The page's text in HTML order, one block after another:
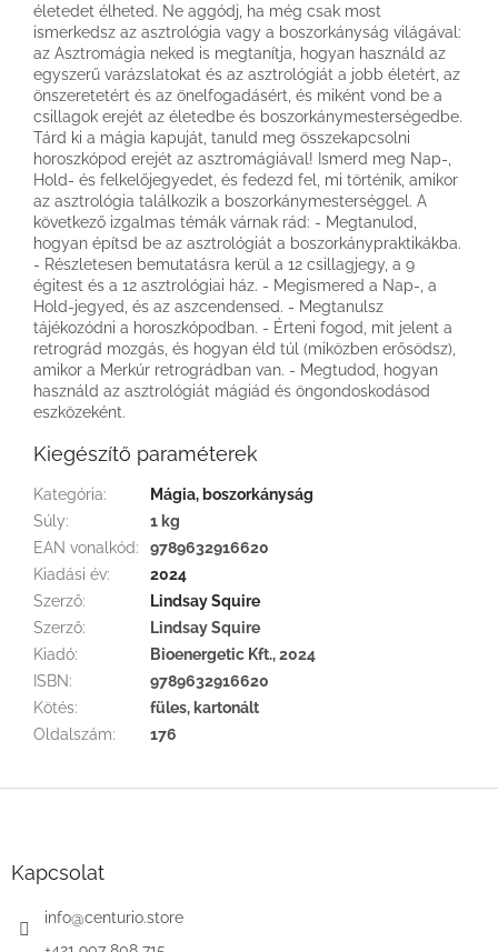
életedet élheted. Ne aggódj, ha még csak most
ismerkedsz az asztrológia vagy a boszorkányság világával:
az Asztromágia neked is megtanítja, hogyan használd az
egyszerű varázslatokat és az asztrológiát a jobb életért, az
önszeretetért és az önelfogadásért, és miként vond be a
csillagok erejét az életedbe és boszorkánymesterségedbe.
Tárd ki a mágia kapuját, tanuld meg összekapcsolni
horoszkópod erejét az asztromágiával! Ismerd meg Nap-,
Hold- és felkelőjegyedet, és fedezd fel, mi történik, amikor
az asztrológia találkozik a boszorkánymesterséggel. A
következő izgalmas témák várnak rád: - Megtanulod,
hogyan építsd be az asztrológiát a boszorkánypraktikákba.
- Részletesen bemutatásra kerül a 12 csillagjegy, a 9
égitest és a 12 asztrológiai ház. - Megismered a Nap-, a
Hold-jegyed, és az aszcendensed. - Megtanulsz
tájékozódni a horoszkópodban. - Érteni fogod, mit jelent a
retrográd mozgás, és hogyan éld túl (miközben erősödsz),
amikor a Merkúr retrográdban van. - Megtudod, hogyan
használd az asztrológiát mágiád és öngondoskodásod
eszközeként.
Kiegészítő paraméterek
Kategória:
Mágia, boszorkányság
Súly:
1 kg
EAN vonalkód:
9789632916620
Kiadási év:
2024
Szerző:
Lindsay Squire
Szerző:
Lindsay Squire
Kiadó:
Bioenergetic Kft., 2024
ISBN:
9789632916620
Kötés:
füles, kartonált
Oldalszám: 176
Kapcsolat
info@centurio.store